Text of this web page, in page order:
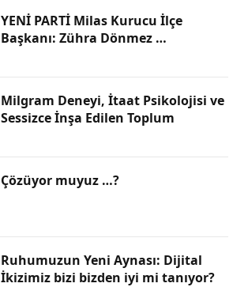
YENİ PARTİ Milas Kurucu İlçe
Başkanı: Zühra Dönmez …
Milgram Deneyi, İtaat Psikolojisi ve
Sessizce İnşa Edilen Toplum
Çözüyor muyuz …?
Ruhumuzun Yeni Aynası: Dijital
İkizimiz bizi bizden iyi mi tanıyor?